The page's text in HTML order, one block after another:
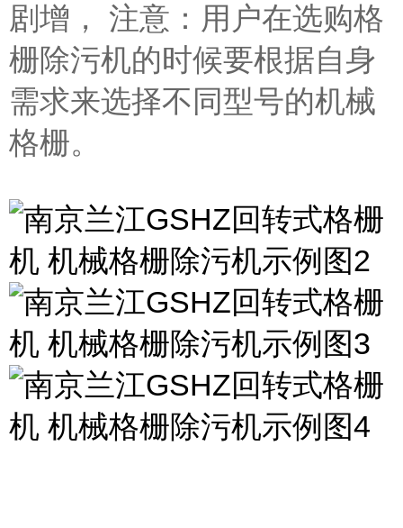
剧增， 注意：用户在选购格
栅除污机的时候要根据自身
需求来选择不同型号的机械
格栅。